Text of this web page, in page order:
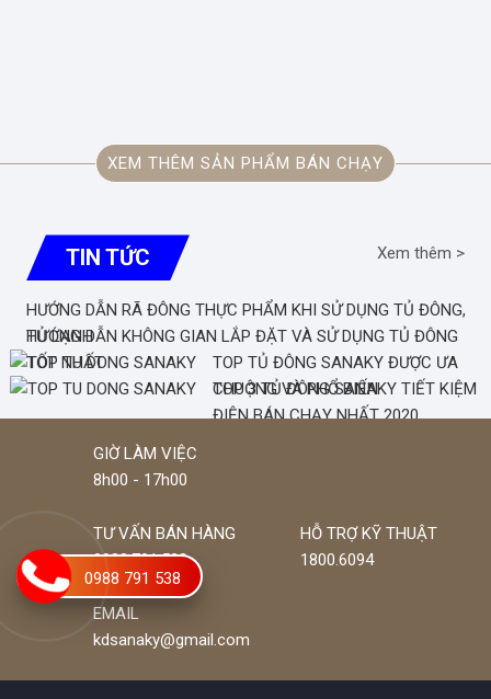
XEM THÊM SẢN PHẨM BÁN CHẠY
TIN TỨC Xem thêm >
HƯỚNG DẪN RÃ ĐÔNG THỰC PHẨM KHI SỬ DỤNG TỦ ĐÔNG,
TỦ LẠNH
HƯỚNG DẪN KHÔNG GIAN LẮP ĐẶT VÀ SỬ DỤNG TỦ ĐÔNG
TỐT NHẤT
TOP TỦ ĐÔNG SANAKY ĐƯỢC ƯA
CHUỘNG VÀ PHỔ BIẾN
TOP 3 TỦ ĐÔNG SANAKY TIẾT KIỆM
ĐIỆN BÁN CHẠY NHẤT 2020
GIỜ LÀM VIỆC
8h00 - 17h00
TƯ VẤN BÁN HÀNG
0988.791.538
HỖ TRỢ KỸ THUẬT
1800.6094
EMAIL
kdsanaky@gmail.com
0988 791 538